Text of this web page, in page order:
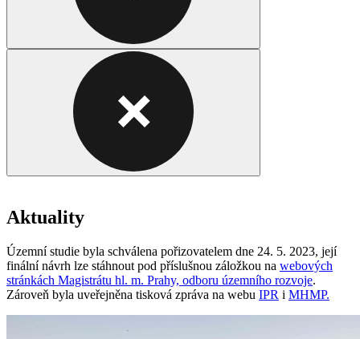
Aktuality
Územní studie byla schválena pořizovatelem dne 24. 5. 2023, její
finální návrh lze stáhnout pod příslušnou záložkou na webových
stránkách Magistrátu hl. m. Prahy, odboru územního rozvoje.
Zároveň byla uveřejněna tisková zpráva na webu IPR i MHMP.